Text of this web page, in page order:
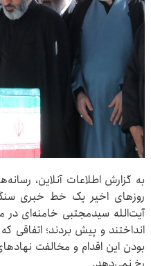
به گزارش اطلاعات آنلاین،
روزهای اخیر یک خط خبری
آیت‌الله سیدمجتبی خامنه‌ای در
انداختند و پیش بردند؛ اتفاقی
بودن این اقدام و مخالفت